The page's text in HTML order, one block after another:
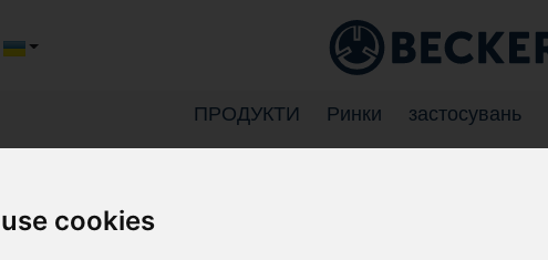
cookies
ПРОДУКТИ Ринки застосувань
ВИРОБНИК ВАКУУМНИХ
НАСОСІВ, ВАКУУМНИХ
ДЛЯ ВАС!